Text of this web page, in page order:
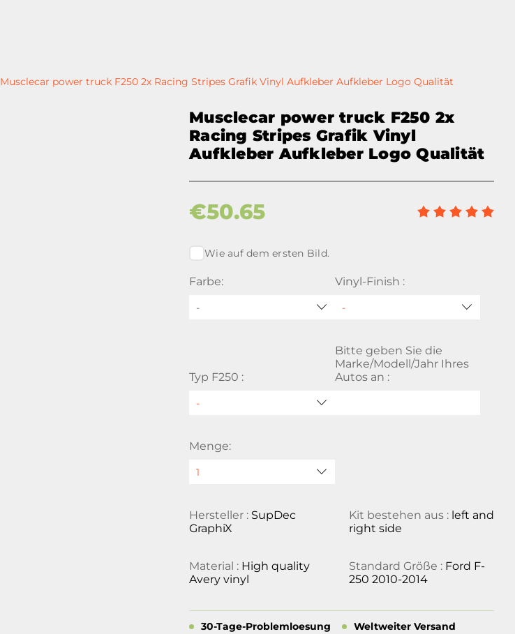
Musclecar power truck F250 2x Racing Stripes Grafik Vinyl Aufkleber Aufkleber Logo Qualität
Musclecar power truck F250 2x
Racing Stripes Grafik Vinyl
Aufkleber Aufkleber Logo Qualität
€50.65
Wie auf dem ersten Bild.
Farbe:
-
Vinyl-Finish :
Typ F250 :
Bitte geben Sie die
Marke/Modell/Jahr Ihres
Autos an :
Menge:
Hersteller : SupDec
GraphiX
Kit bestehen aus : left and
right side
Material : High quality
Avery vinyl
Standard Größe : Ford F-
250 2010-2014
30-Tage-Problemloesung Weltweiter Versand